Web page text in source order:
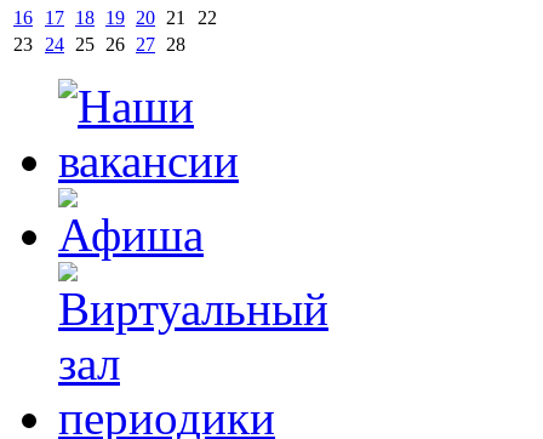
16
17 18 19 20 21
22
23
24 25 26 27 28